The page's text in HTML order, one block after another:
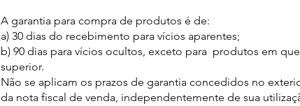
A garantia para compra de produtos é de:
a) 30 dias do recebimento para vícios aparentes;
b) 90 dias para vícios ocultos, exceto para produtos em
superior.
Não se aplicam os prazos de garantia concedidos no
da nota fiscal de venda, independentemente de sua